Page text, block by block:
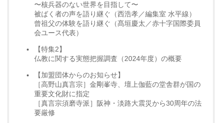
〜核兵器のない世界を目指して〜
被ばく者の声を語り継ぐ（西浩孝／編集室 水平線）
曾祖父の体験を語り継ぐ（髙垣慶太／赤十字国際委員
会ユース代表）
【特集2】
仏教に関する実態把握調査（2024年度）の概要
【加盟団体からのお知らせ】
［高野山真言宗］金剛峯寺、壇上伽藍の堂舎群が国の
重要文化財に指定
［真言宗須磨寺派］阪神・淡路大震災から30周年の法
要厳修